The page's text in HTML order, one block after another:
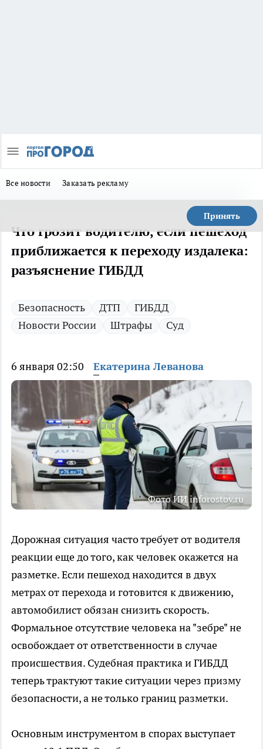
Все новости Заказать рекламу
Принять
Что грозит водителю, если пешеход
приближается к переходу издалека:
разъяснение ГИБДД
Безопасность ДТП
ГИБДД
Новости России
Штрафы Суд
6 января 02:50 Екатерина Леванова
Фото ИИ inforostov.ru
Дорожная ситуация часто требует от водителя
реакции еще до того, как человек окажется на
разметке. Если пешеход находится в двух
метрах от перехода и готовится к движению,
автомобилист обязан снизить скорость.
Формальное отсутствие человека на "зебре" не
освобождает от ответственности в случае
происшествия. Судебная практика и ГИБДД
теперь трактуют такие ситуации через призму
безопасности, а не только границ разметки.
Основным инструментом в спорах выступает